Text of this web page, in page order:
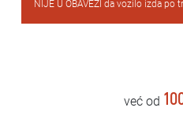
NIJE U OBAVEZI da vozilo izda po
već od